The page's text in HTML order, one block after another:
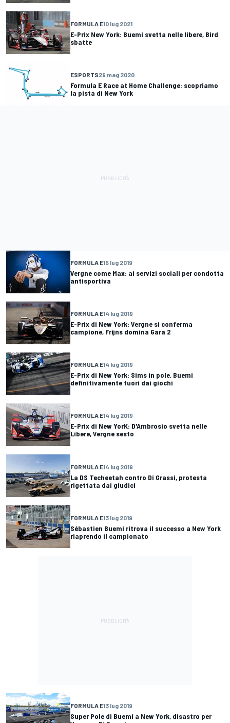
FORMULA E10 lug 2021
E-Prix New York: Buemi svetta nelle libere, Bird
sbatte
ESPORTS29 mag 2020
Formula E Race at Home Challenge: scopriamo
la pista di New York
FORMULA E15 lug 2019
Vergne come Max: ai servizi sociali per condotta
antisportiva
FORMULA E14 lug 2019
E-Prix di New York: Vergne si conferma
campione, Frijns domina Gara 2
FORMULA E14 lug 2019
E-Prix di New York: Sims in pole, Buemi
definitivamente fuori dai giochi
FORMULA E14 lug 2019
E-Prix di New YorK: D'Ambrosio svetta nelle
Libere, Vergne sesto
FORMULA E14 lug 2019
La DS Techeetah contro Di Grassi, protesta
rigettata dai giudici
FORMULA E13 lug 2019
Sébastien Buemi ritrova il successo a New York
riaprendo il campionato
FORMULA E13 lug 2019
Super Pole di Buemi a New York, disastro per